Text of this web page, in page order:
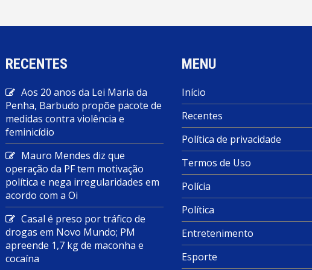
RECENTES
Aos 20 anos da Lei Maria da
Penha, Barbudo propõe pacote de
medidas contra violência e
feminicídio
Mauro Mendes diz que
operação da PF tem motivação
política e nega irregularidades em
acordo com a Oi
Casal é preso por tráfico de
drogas em Novo Mundo; PM
apreende 1,7 kg de maconha e
cocaína
MENU
Início
Recentes
Política de privacidade
Termos de Uso
Polícia
Política
Entretenimento
Esporte